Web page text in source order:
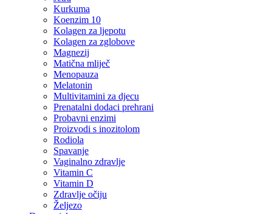
Kurkuma
Koenzim 10
Kolagen za ljepotu
Kolagen za zglobove
Magnezij
Matična mliječ
Menopauza
Melatonin
Multivitamini za djecu
Prenatalni dodaci prehrani
Probavni enzimi
Proizvodi s inozitolom
Rodiola
Spavanje
Vaginalno zdravlje
Vitamin C
Vitamin D
Zdravlje očiju
Željezo